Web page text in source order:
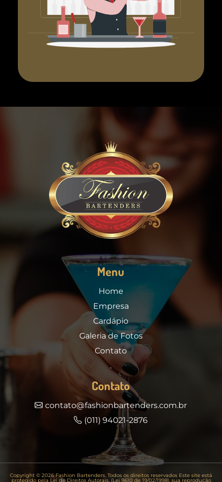
Menu
Home
Empresa
Cardápio
Galeria de Fotos
Contato
.
Contato
contato@fashionbartenders.com.br
(011) 94021-2876
Copyright © 2026 Fashion Bartenders. Todos os direitos reservados Este site está
protegido pela Lei de Direitos Autorais. (Lei 9610 de 19/02/1998), sua reprodução